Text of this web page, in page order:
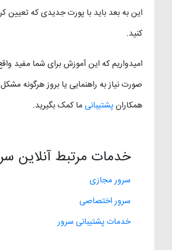
این به بعد باید با پورت جدیدی که تعیین
کنید.
امیدواریم که این آموزش برای شما مفید
صورت نیاز به راهنمایی یا بروز هرگونه مشکل
همکارانپشتیبانیما کمک بگیرید.
خدمات مرتبط آنلاین
سرور مجازی
سرور اختصاصی
خدمات پشتیبانی سرور